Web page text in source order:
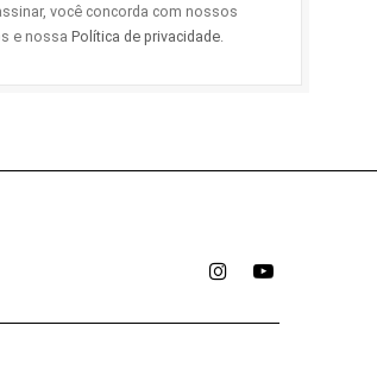
você concorda com nossos
e nossa Política de privacidade.
InstagramYouTube